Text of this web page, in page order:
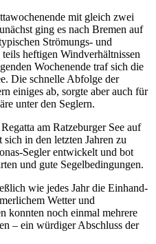
mit gleich zwei
ging es nach Bremen auf
Strömungs- und
heftigen Windverhältnissen
Wochenende traf sich die
Die schnelle Abfolge der
einiges ab, sorgte aber auch für
unter den Seglern.
am Ratzeburger See auf
in den letzten Jahren zu
Segler entwickelt und bot
und gute Segelbedingungen.
wie jedes Jahr die Einhand-
Wetter und
konnten noch einmal mehrere
– ein würdiger Abschluss der